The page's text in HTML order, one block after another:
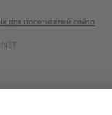
для посетителей сайта